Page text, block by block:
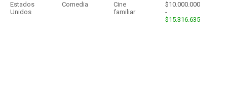
Estados
Unidos
Comedia
Cine
familiar
$10.000.000
-
$15.316.635